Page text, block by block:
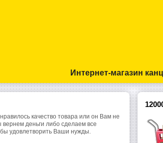
Интернет-магазин
качество товара или он Вам не
деньги либо сделаем все
удовлетворить Ваши нужды.